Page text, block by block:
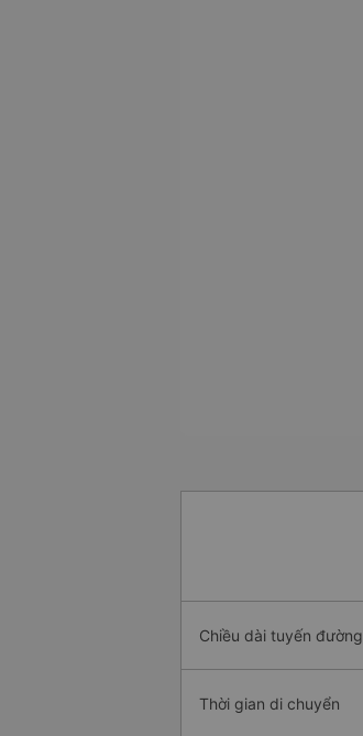
Chiều dài tuyến đường
Thời gian di chuyển